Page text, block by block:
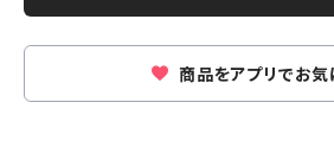
商品をアプリでお気